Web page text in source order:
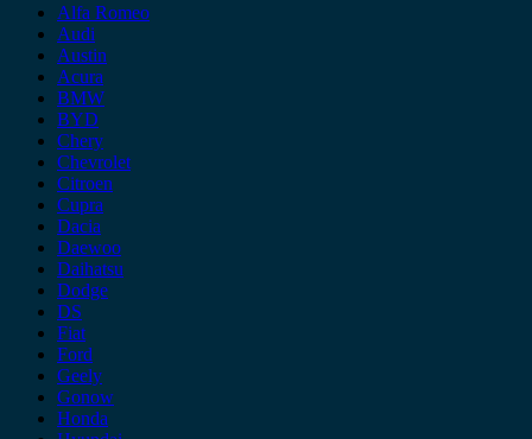
Alfa Romeo
Audi
Austin
Acura
BMW
BYD
Chery
Chevrolet
Citroen
Cupra
Dacia
Daewoo
Daihatsu
Dodge
DS
Fiat
Ford
Geely
Gonow
Honda